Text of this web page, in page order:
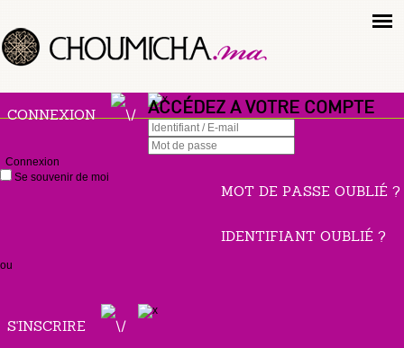
CONNEXION ACCÉDEZ A VOTRE COMPTE
Connexion
Se souvenir de moi
MOT DE PASSE OUBLIÉ ?
IDENTIFIANT OUBLIÉ ?
ou
S'INSCRIRE